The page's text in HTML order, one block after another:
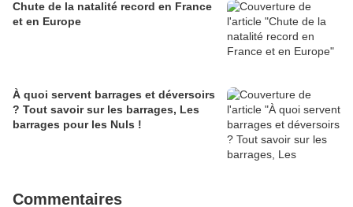
Chute de la natalité record en France
et en Europe
À quoi servent barrages et déversoirs
? Tout savoir sur les barrages, Les
barrages pour les Nuls !
Commentaires